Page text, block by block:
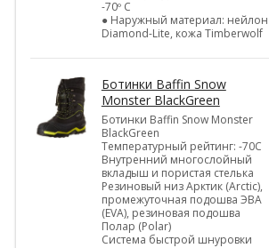
-70º C
● Наружный материал: нейлон
Diamond-Lite, кожа Timberwolf
Ботинки Baffin Snow
Monster BlackGreen
Ботинки Baffin Snow Monster
BlackGreen
Температурный рейтинг: -70C
Внутренний многослойный
вкладыш и пористая стелька
Резиновый низ Арктик (Arctic),
промежуточная подошва ЭВА
(EVA), резиновая подошва
Полар (Polar)
Система быстрой шнуровки